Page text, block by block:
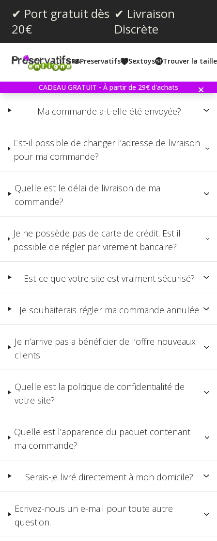
✔ Port gratuit dès
20€
✔ Livraison
Discrète
Preservatifs Sextoys Trouver la
CADEAU GRATUIT - À partir de 29€ d'achats
Rubrique d'aide
Vous trouverez dans ce FAQ réponse aux questions les plus
courantes. Merci donc consulter cette page d’aide avant de
nous contacter.
Ma commande a-t-elle été envoyée?
Est-il possible de changer l’adresse de livraison
pour ma commande?
Quelle est le délai de livraison de ma
commande?
Je ne possède pas de carte de crédit. Est il
possible de régler par virement bancaire?
Est-ce que votre site est vraiment sécurisé?
Je souhaiterais régler ma commande annulée
Je n’arrive pas a bénéficier de l’offre nouveaux
clients
Quelle est la politique de confidentialité de
votre site?
Quelle est l’apparence du paquet contenant
ma commande?
Serais-je livré directement à mon domicile?
Ecrivez-nous un e-mail pour toute autre
question.